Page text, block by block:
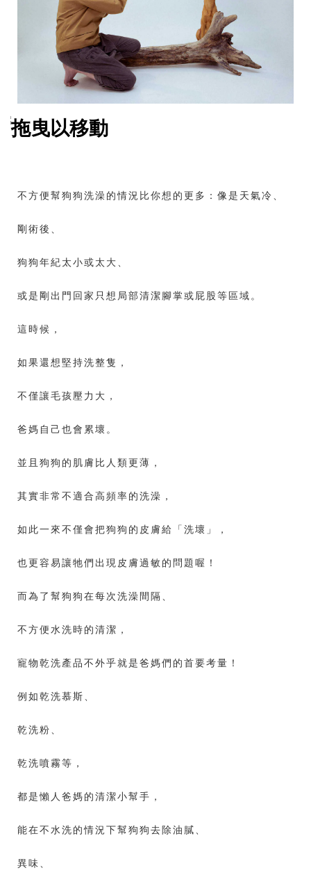
不方便幫狗狗洗澡的情況比你想的更多：像是天氣冷、
剛術後、
狗狗年紀太小或太大、
或是剛出門回家只想局部清潔腳掌或屁股等區域。
這時候，
如果還想堅持洗整隻，
不僅讓毛孩壓力大，
爸媽自己也會累壞。
並且狗狗的肌膚比人類更薄，
其實非常不適合高頻率的洗澡，
如此一來不僅會把狗狗的皮膚給「洗壞」，
也更容易讓牠們出現皮膚過敏的問題喔！
而為了幫狗狗在每次洗澡間隔、
不方便水洗時的清潔，
寵物乾洗產品不外乎就是爸媽們的首要考量！
例如乾洗慕斯、
乾洗粉、
乾洗噴霧等，
都是懶人爸媽的清潔小幫手，
能在不水洗的情況下幫狗狗去除油膩、
異味、